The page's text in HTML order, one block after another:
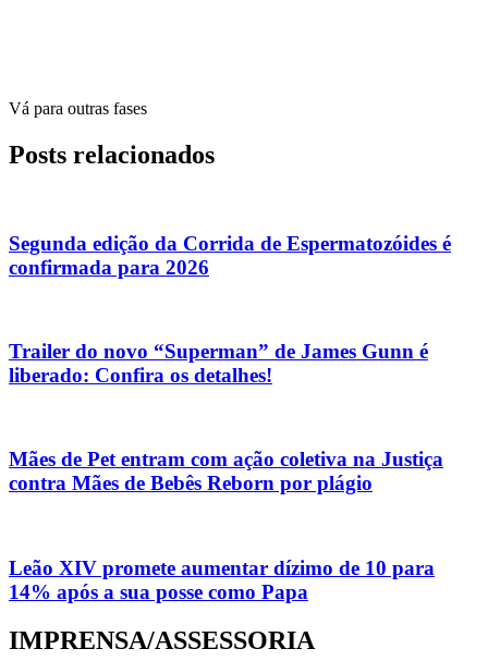
Vá para outras fases
Posts relacionados
Segunda edição da Corrida de Espermatozóides é
confirmada para 2026
Trailer do novo “Superman” de James Gunn é
liberado: Confira os detalhes!
Mães de Pet entram com ação coletiva na Justiça
contra Mães de Bebês Reborn por plágio
Leão XIV promete aumentar dízimo de 10 para
14% após a sua posse como Papa
IMPRENSA/ASSESSORIA